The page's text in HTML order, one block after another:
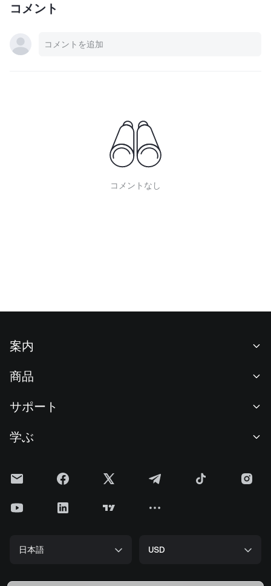
コメント
コメントなし
案内
ニュースルーム
F1 Oracle Red Bull Racing 公式スポンサー
クッキーポリシー
準備金証明
商品
現物取引
投資センター
Alpha
サポート
手数料
上場申請
学ぶ
Gateニュース
ETHアップグレード
日本語 USD